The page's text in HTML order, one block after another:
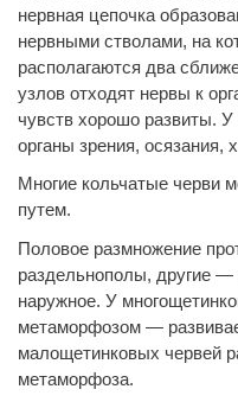
нервная цепочка
нервными стволами, на
располагаются два
узлов отходят нервы к
чувств хорошо развиты.
органы зрения, осязания,
Многие кольчатые черви
путем.
Половое размножение
раздельнополы, другие
наружное. У
метаморфозом —
малощетинковых червей
метаморфоза.